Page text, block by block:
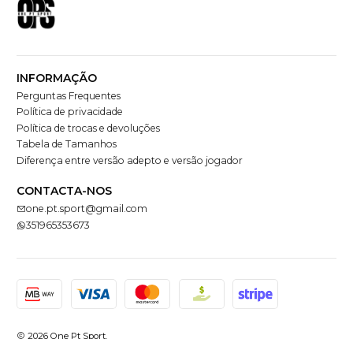
INFORMAÇÃO
Perguntas Frequentes
Política de privacidade
Política de trocas e devoluções
Tabela de Tamanhos
Diferença entre versão adepto e versão jogador
CONTACTA-NOS
one.pt.sport@gmail.com
351965353673
2026 One Pt Sport.